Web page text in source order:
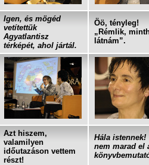
Igen, és mögéd
vetítettük
Agyatlantisz
térképét, ahol jártál.
Öö, tényleg!
„Rémlik,
látnám”.
Azt hiszem,
valamilyen
időutazáson vettem
részt!
Hála istennek!
nem marad el